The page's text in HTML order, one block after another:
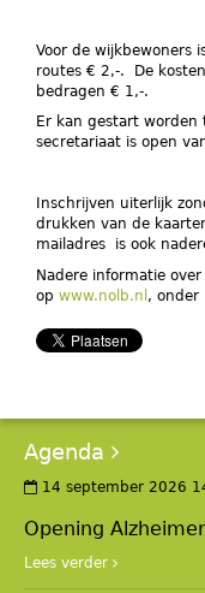
Voor de wijkbewoners
routes € 2,-. De
bedragen € 1,-.
Er kan gestart
secretariaat is open
Inschrijven uiterlijk
drukken van de
mailadres is ook
Nadere informatie
op www.nolb.nl , onder
Agenda
14 september 2026
Opening
Lees verder